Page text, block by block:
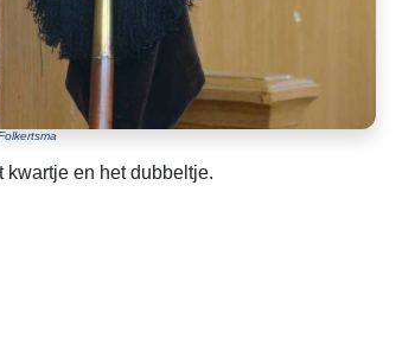
kwartje en het dubbeltje.